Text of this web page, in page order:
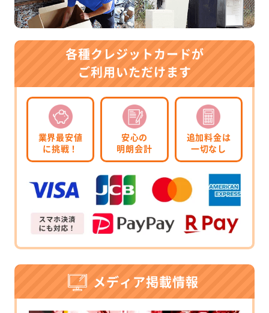
各種クレジットカードが
ご利用いただけます
業界最安値
に挑戦！
安心の
明朗会計
追加料金は
一切なし
メディア掲載情報